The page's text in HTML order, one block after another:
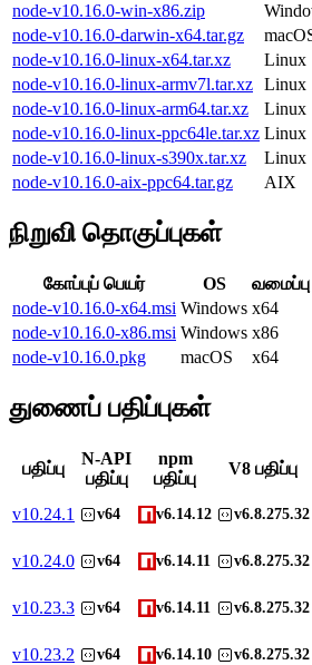
node-v10.16.0-win-x86.zip
node-v10.16.0-darwin-x64.tar.gz
node-v10.16.0-linux-x64.tar.xz
Linux
node-v10.16.0-linux-armv7l.tar.xz Linux
node-v10.16.0-linux-arm64.tar.xz
Linux
node-v10.16.0-linux-ppc64le.tar.xz Linux
node-v10.16.0-linux-s390x.tar.xz
Linux
node-v10.16.0-aix-ppc64.tar.gz
AIX
நிறுவி தொகுப்புகள்
கோப்புப் பெயர் OS
வமைப்பு
node-v10.16.0-x64.msi Windows x64
node-v10.16.0-x86.msi Windows x86
node-v10.16.0.pkg
macOS x64
துணைப் பதிப்புகள்
பதிப்பு
N-API
பதிப்பு
npm
பதிப்பு
V8 பதிப்பு
v10.24.1 v64 v6.14.12 v6.8.275.32
v10.24.0 v64 v6.14.11 v6.8.275.32
v10.23.3 v64 v6.14.11 v6.8.275.32
v10.23.2 v64 v6.14.10 v6.8.275.32